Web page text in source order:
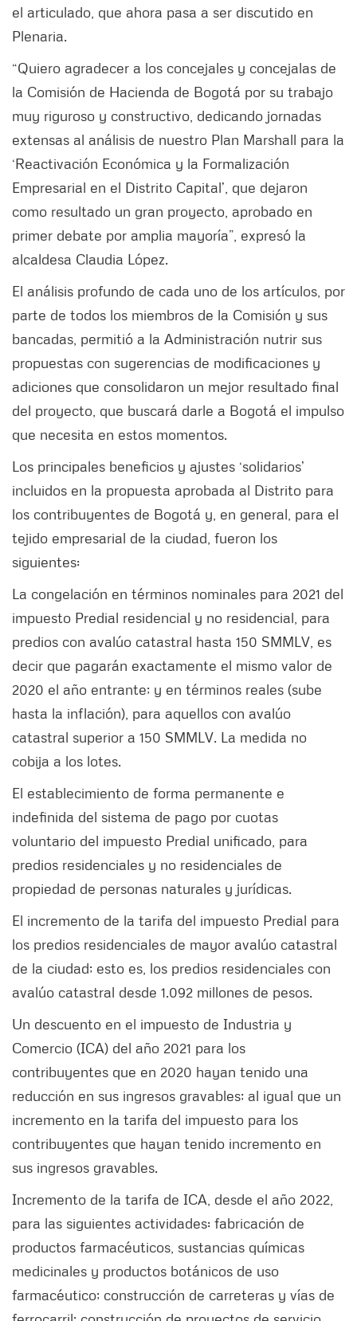
el articulado, que ahora pasa a ser discutido en
Plenaria.
“Quiero agradecer a los concejales y concejalas de
la Comisión de Hacienda de Bogotá por su trabajo
muy riguroso y constructivo, dedicando jornadas
extensas al análisis de nuestro Plan Marshall para la
‘Reactivación Económica y la Formalización
Empresarial en el Distrito Capital’, que dejaron
como resultado un gran proyecto, aprobado en
primer debate por amplia mayoría”, expresó la
alcaldesa Claudia López.
El análisis profundo de cada uno de los artículos, por
parte de todos los miembros de la Comisión y sus
bancadas, permitió a la Administración nutrir sus
propuestas con sugerencias de modificaciones y
adiciones que consolidaron un mejor resultado final
del proyecto, que buscará darle a Bogotá el impulso
que necesita en estos momentos.
Los principales beneficios y ajustes ‘solidarios’
incluidos en la propuesta aprobada al Distrito para
los contribuyentes de Bogotá y, en general, para el
tejido empresarial de la ciudad, fueron los
siguientes:
La congelación en términos nominales para 2021 del
impuesto Predial residencial y no residencial, para
predios con avalúo catastral hasta 150 SMMLV, es
decir que pagarán exactamente el mismo valor de
2020 el año entrante; y en términos reales (sube
hasta la inflación), para aquellos con avalúo
catastral superior a 150 SMMLV. La medida no
cobija a los lotes.
El establecimiento de forma permanente e
indefinida del sistema de pago por cuotas
voluntario del impuesto Predial unificado, para
predios residenciales y no residenciales de
propiedad de personas naturales y jurídicas.
El incremento de la tarifa del impuesto Predial para
los predios residenciales de mayor avalúo catastral
de la ciudad; esto es, los predios residenciales con
avalúo catastral desde 1.092 millones de pesos.
Un descuento en el impuesto de Industria y
Comercio (ICA) del año 2021 para los
contribuyentes que en 2020 hayan tenido una
reducción en sus ingresos gravables; al igual que un
incremento en la tarifa del impuesto para los
contribuyentes que hayan tenido incremento en
sus ingresos gravables.
Incremento de la tarifa de ICA, desde el año 2022,
para las siguientes actividades: fabricación de
productos farmacéuticos, sustancias químicas
medicinales y productos botánicos de uso
farmacéutico; construcción de carreteras y vías de